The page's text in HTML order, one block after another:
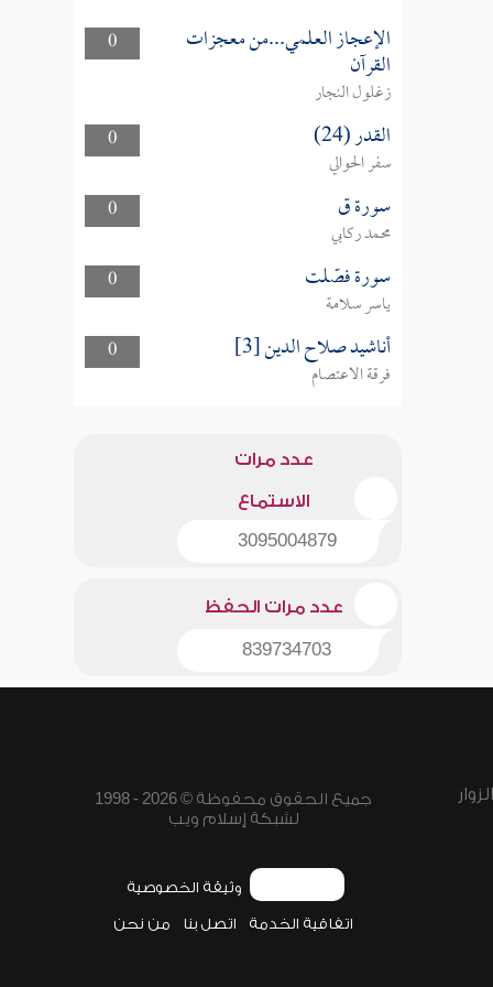
0 الإعجاز العلمي...من معجزات
القرآن
زغلول النجار
0
القدر (24)
سفر الحوالي
0
سورة ق
محمد ركابي
0
سورة فصّلت
ياسر سلامة
0
أناشيد صلاح الدين [3]
فرقة الاعتصام
عدد مرات
الاستماع
3095004879
عدد مرات الحفظ
839734703
جميع الحقوق محفوظة © 2026 - 1998
لشبكة إسلام ويب
وثيقة الخصوصية
اتفاقية الخدمة اتصل بنا من نحن